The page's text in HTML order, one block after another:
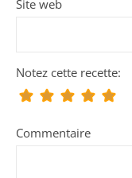
Site web
Notez cette recette:
Commentaire